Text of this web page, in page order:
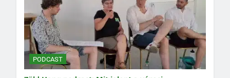
PODCAST